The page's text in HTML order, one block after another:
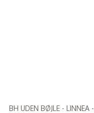
BH UDEN BØJLE - LINNEA -